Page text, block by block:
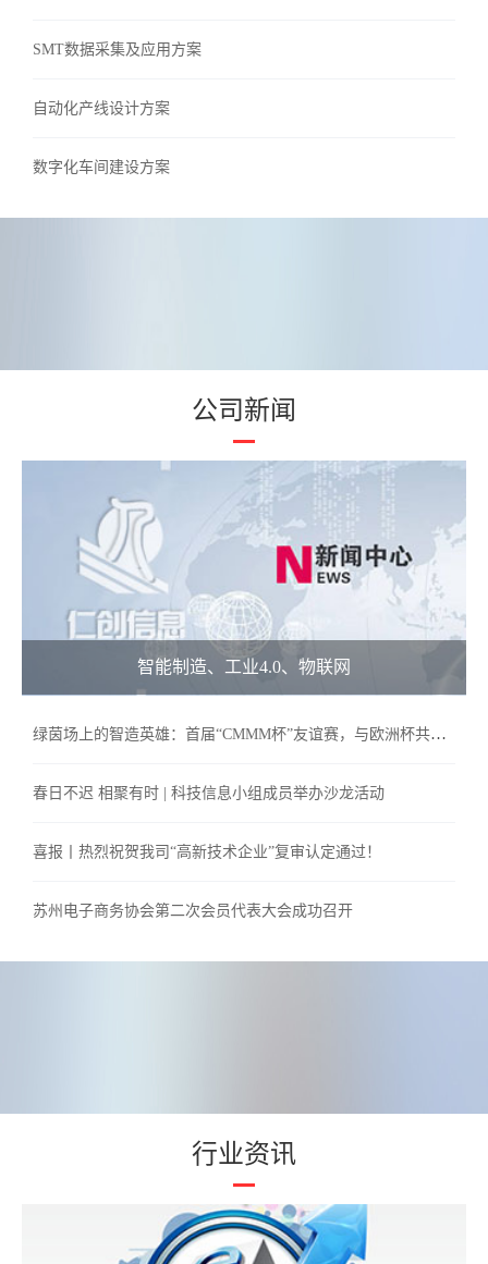
SMT数据采集及应用方案
自动化产线设计方案
数字化车间建设方案
公司新闻
智能制造、工业4.0、物联网
绿茵场上的智造英雄：首届“CMMM杯”友谊赛，与欧洲杯共燃激情之
春日不迟 相聚有时 | 科技信息小组成员举办沙龙活动
喜报丨热烈祝贺我司“高新技术企业”复审认定通过！
苏州电子商务协会第二次会员代表大会成功召开
行业资讯